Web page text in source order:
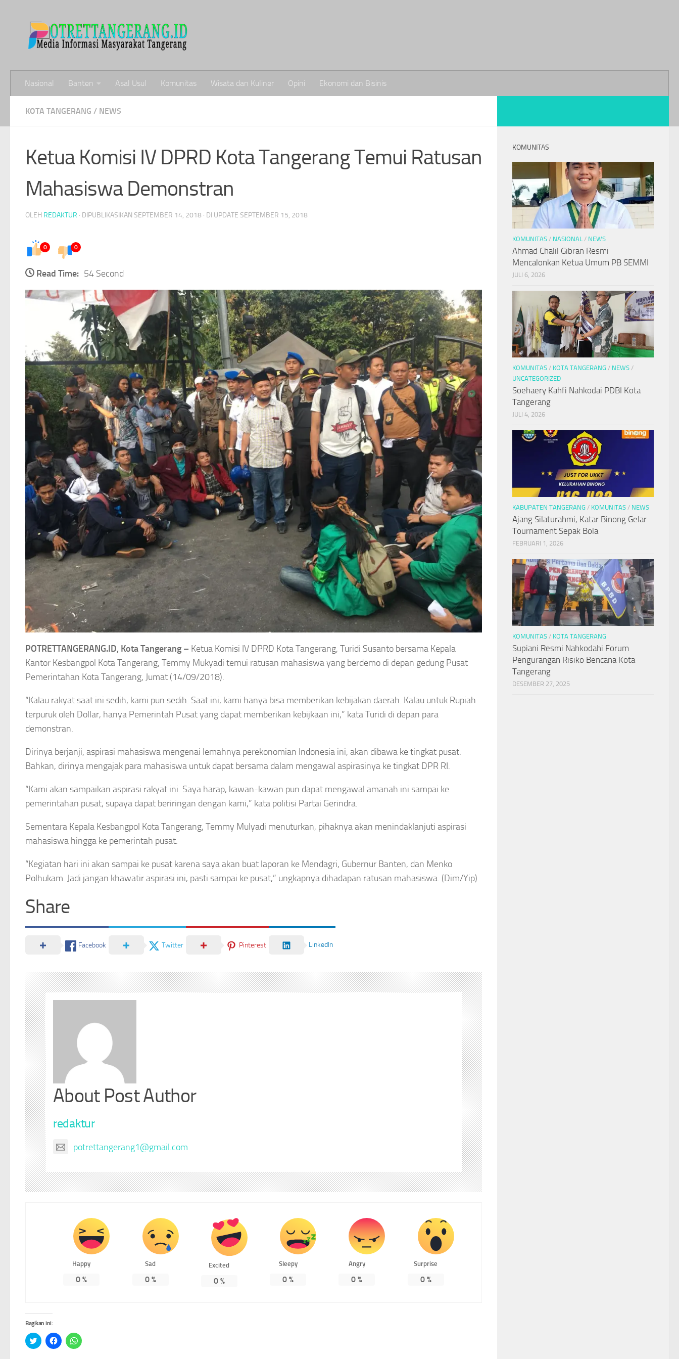
Nasional Banten Asal Usul Komunitas Wisata dan Kuliner Opini Ekonomi dan Bisinis
KOTA TANGERANG / NEWS
Ketua Komisi IV DPRD Kota Tangerang Temui Ratusan
Mahasiswa Demonstran
OLEH REDAKTUR · DIPUBLIKASIKAN SEPTEMBER 14, 2018 · DI UPDATE SEPTEMBER 15, 2018
0 0
Read Time: 54 Second
POTRETTANGERANG.ID, Kota Tangerang – Ketua Komisi IV DPRD Kota Tangerang, Turidi Susanto bersama Kepala
Kantor Kesbangpol Kota Tangerang, Temmy Mukyadi temui ratusan mahasiswa yang berdemo di depan gedung Pusat
Pemerintahan Kota Tangerang, Jumat (14/09/2018).
“Kalau rakyat saat ini sedih, kami pun sedih. Saat ini, kami hanya bisa memberikan kebijakan daerah. Kalau untuk Rupiah
terpuruk oleh Dollar, hanya Pemerintah Pusat yang dapat memberikan kebijkaan ini,” kata Turidi di depan para
demonstran.
Dirinya berjanji, aspirasi mahasiswa mengenai lemahnya perekonomian Indonesia ini, akan dibawa ke tingkat pusat.
Bahkan, dirinya mengajak para mahasiswa untuk dapat bersama dalam mengawal aspirasinya ke tingkat DPR RI.
“Kami akan sampaikan aspirasi rakyat ini. Saya harap, kawan-kawan pun dapat mengawal amanah ini sampai ke
pemerintahan pusat, supaya dapat beriringan dengan kami,” kata politisi Partai Gerindra.
Sementara Kepala Kesbangpol Kota Tangerang, Temmy Mulyadi menuturkan, pihaknya akan menindaklanjuti aspirasi
mahasiswa hingga ke pemerintah pusat.
“Kegiatan hari ini akan sampai ke pusat karena saya akan buat laporan ke Mendagri, Gubernur Banten, dan Menko
Polhukam. Jadi jangan khawatir aspirasi ini, pasti sampai ke pusat,” ungkapnya dihadapan ratusan mahasiswa. (Dim/Yip)
Share
Facebook Twitter Pinterest LinkedIn
About Post Author
redaktur
potrettangerang1@gmail.com
Happy
0 %
Sad
0%
Excited
0%
Sleepy
0 %
Angry
0 %
Surprise
0%
Bagikan ini:
Klik
untuk
Klik
untuk
Klik
untuk
KOMUNITAS
KOMUNITAS / NASIONAL / NEWS
Ahmad Chalil Gibran Resmi
Mencalonkan Ketua Umum PB SEMMI
JULI 6, 2026
KOMUNITAS / KOTA TANGERANG / NEWS /
UNCATEGORIZED
Soehaery Kahfi Nahkodai PDBI Kota
Tangerang
JULI 4, 2026
KABUPATEN TANGERANG / KOMUNITAS / NEWS
Ajang Silaturahmi, Katar Binong Gelar
Tournament Sepak Bola
FEBRUARI 1, 2026
KOMUNITAS / KOTA TANGERANG
Supiani Resmi Nahkodahi Forum
Pengurangan Risiko Bencana Kota
Tangerang
DESEMBER 27, 2025